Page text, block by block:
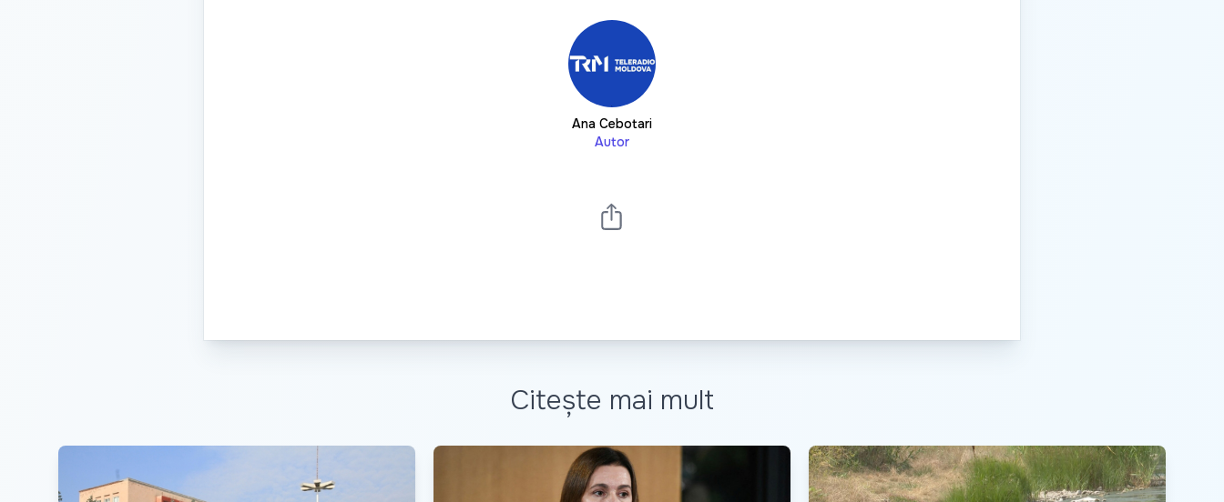
Ana Cebotari
Autor
Citește mai mult